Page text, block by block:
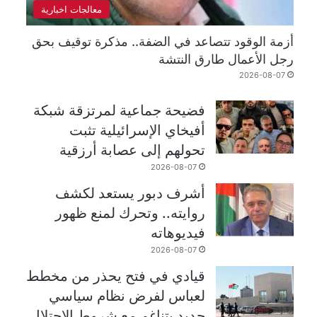
معالجات اخبارية
أزمة الوقود تتصاعد في الضفة.. مذكرة توقيف بحق
رجل الأعمال طارق النتشة
2026-08-07
فضيحة جماعية لمرتزقة شبكة
أفيخاي الإسرائيلية تثبت
تحولهم إلى عصابة أرزقية
2026-08-07
أشرف دبور يستعد لكشف
روايته.. وتحرك لمنع ظهور
فيديوهاته
2026-08-07
قيادي في فتح يحذر من مخطط
لعباس لفرض نظام سياسي